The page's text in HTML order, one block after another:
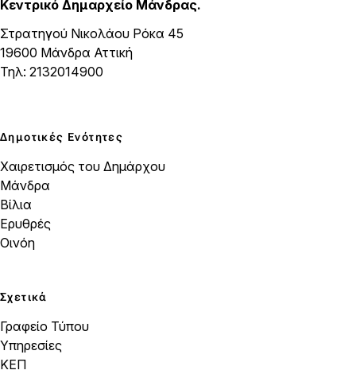
Κεντρικό Δημαρχείο Μάνδρας.
Στρατηγού Νικολάου Ρόκα 45
19600 Μάνδρα Αττική
Τηλ: 2132014900
Δημοτικές Ενότητες
Χαιρετισμός του Δημάρχου
Μάνδρα
Βίλια
Ερυθρές
Οινόη
Σχετικά
Γραφείο Τύπου
Υπηρεσίες
ΚΕΠ